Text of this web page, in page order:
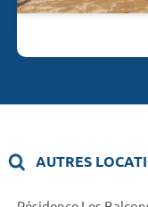
AUTRES